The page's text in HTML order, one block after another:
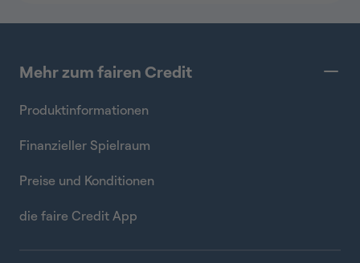
Mehr zum fairen Credit
Produktinformationen
Finanzieller Spielraum
Preise und Konditionen
die faire Credit App